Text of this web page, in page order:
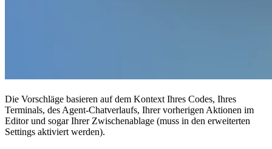
Die Vorschläge basieren auf dem Kontext Ihres Codes, Ihres
Terminals, des Agent-Chatverlaufs, Ihrer vorherigen Aktionen im
Editor und sogar Ihrer Zwischenablage (muss in den erweiterten
Settings aktiviert werden).